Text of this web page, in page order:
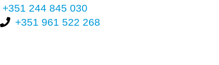
+351 244 845 030
+351 961 522 268